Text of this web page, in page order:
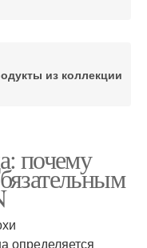
из коллекции
почему
определяется